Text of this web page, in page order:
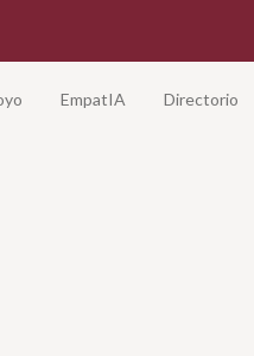
EmpatIA Directorio